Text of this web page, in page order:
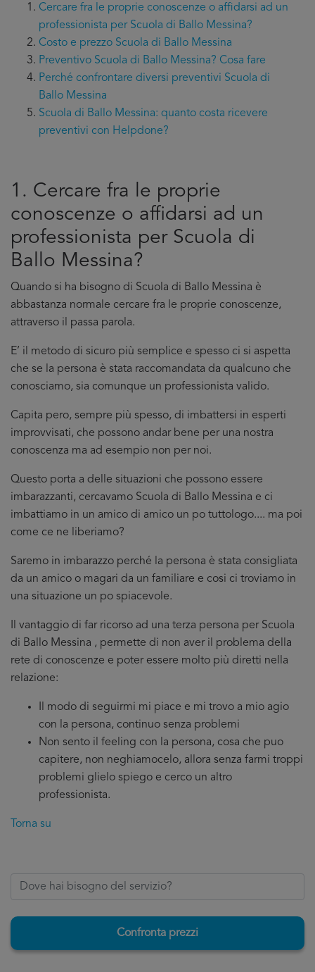
Cercare fra le proprie conoscenze o affidarsi ad un
professionista per Scuola di Ballo Messina?
Costo e prezzo Scuola di Ballo Messina
Preventivo Scuola di Ballo Messina? Cosa fare
Perché confrontare diversi preventivi Scuola di
Ballo Messina
Scuola di Ballo Messina: quanto costa ricevere
preventivi con Helpdone?
1. Cercare fra le proprie
conoscenze o affidarsi ad un
professionista per Scuola di
Ballo Messina?
Quando si ha bisogno di Scuola di Ballo Messina è
abbastanza normale cercare fra le proprie conoscenze,
attraverso il passa parola.
E’ il metodo di sicuro più semplice e spesso ci si aspetta
che se la persona è stata raccomandata da qualcuno che
conosciamo, sia comunque un professionista valido.
Capita pero, sempre più spesso, di imbattersi in esperti
improvvisati, che possono andar bene per una nostra
conoscenza ma ad esempio non per noi.
Questo porta a delle situazioni che possono essere
imbarazzanti, cercavamo Scuola di Ballo Messina e ci
imbattiamo in un amico di amico un po tuttologo.... ma poi
come ce ne liberiamo?
Saremo in imbarazzo perché la persona è stata consigliata
da un amico o magari da un familiare e cosi ci troviamo in
una situazione un po spiacevole.
Il vantaggio di far ricorso ad una terza persona per Scuola
di Ballo Messina , permette di non aver il problema della
rete di conoscenze e poter essere molto più diretti nella
relazione:
Il modo di seguirmi mi piace e mi trovo a mio agio
con la persona, continuo senza problemi
Non sento il feeling con la persona, cosa che puo
capitere, non neghiamocelo, allora senza farmi troppi
problemi glielo spiego e cerco un altro
professionista.
Torna su
Confronta prezzi